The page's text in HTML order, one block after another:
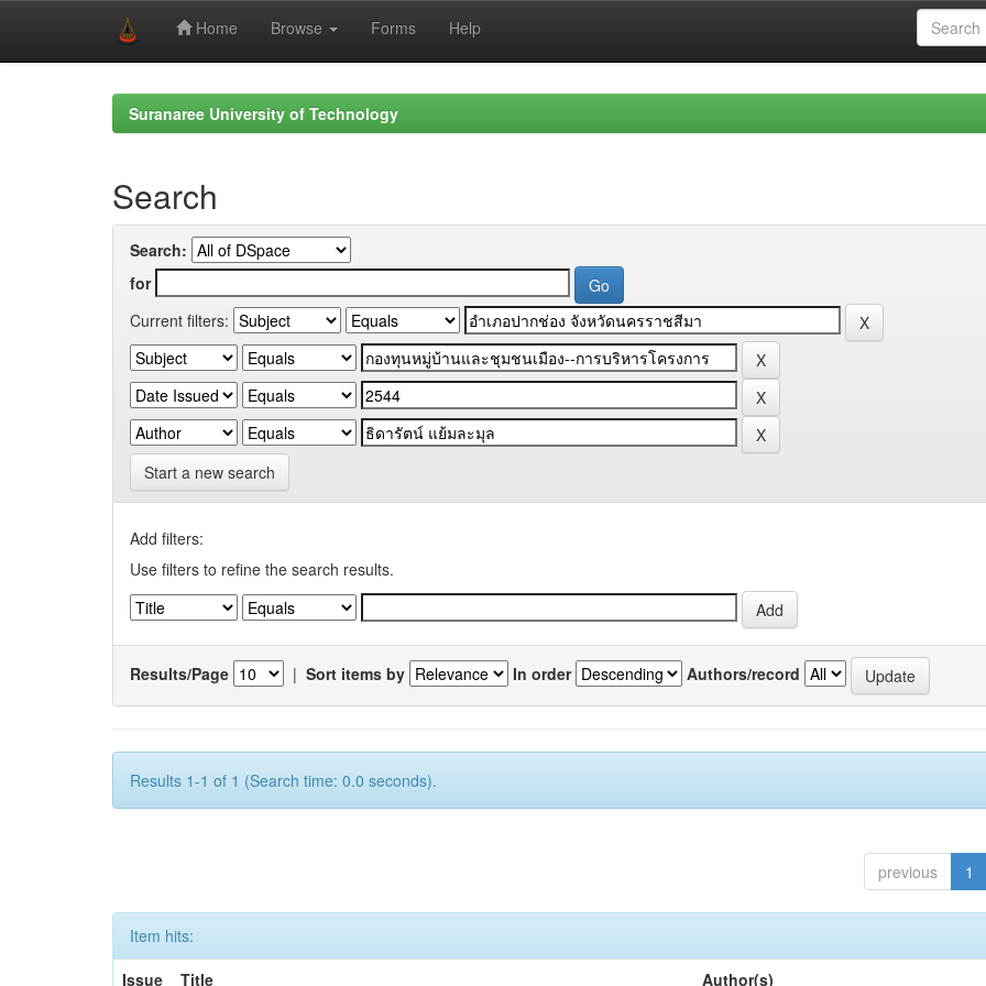
Home Browse Forms Help
Suranaree University of Technology
Search
Search:
for
Current filters:
Start a new search
Add filters:
Use filters to refine the search results.
Results/Page | Sort items by In order Authors/record
Results 1-1 of 1 (Search time: 0.0 seconds).
previous 1
Item hits:
Issue
Title Author(s)